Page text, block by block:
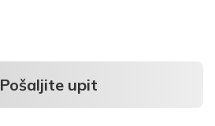
Pošaljite upit